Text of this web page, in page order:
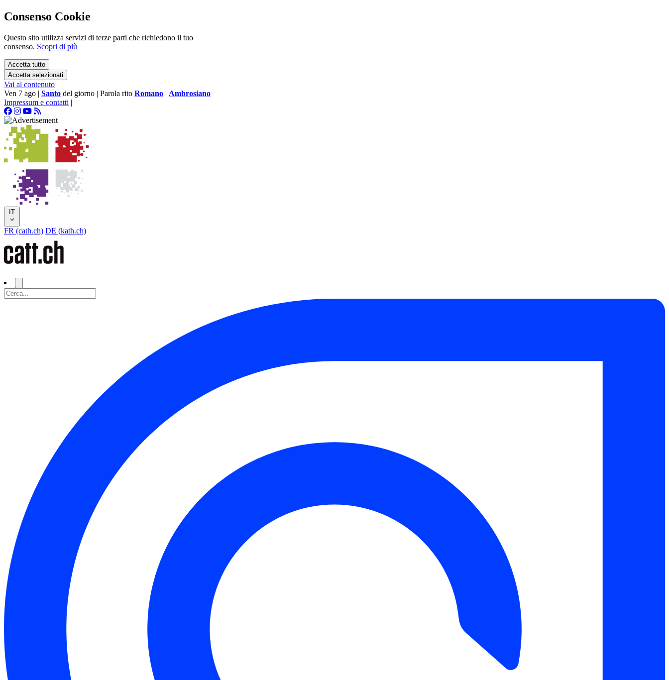
Consenso Cookie
Questo sito utilizza servizi di terze parti che richiedono il tuo
consenso. Scopri di più
Accetta tutto
Accetta selezionati
Vai al contenuto
Ven 7 ago | Santo del giorno | Parola rito Romano | Ambrosiano
Impressum e contatti |
IT
FR (cath.ch) DE (kath.ch)